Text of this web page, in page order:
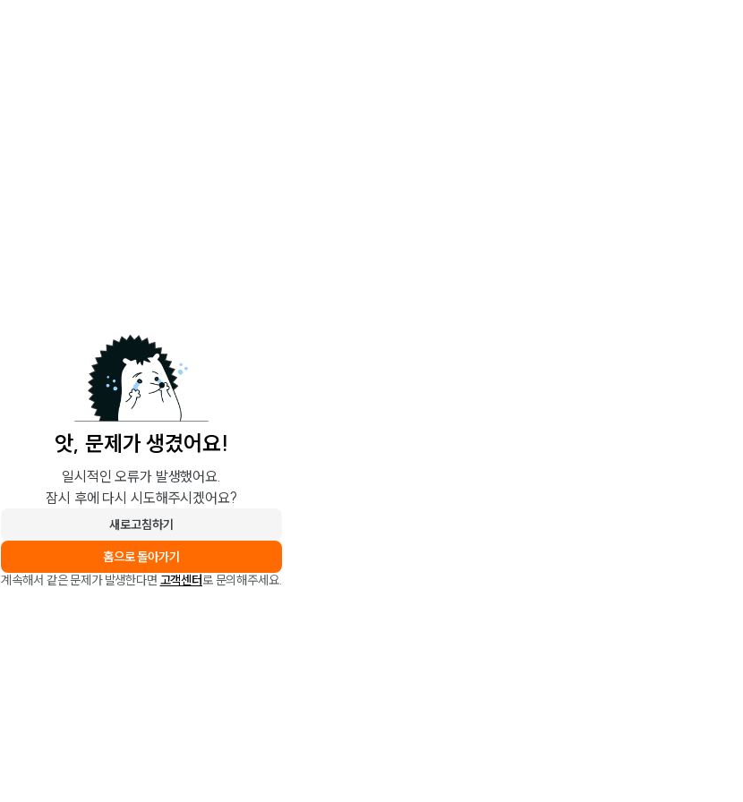
앗, 문제가 생겼어요!
일시적인 오류가 발생했어요.
잠시 후에 다시 시도해주시겠어요?
새로고침하기
홈으로 돌아가기
계속해서 같은 문제가 발생한다면 고객센터로 문의해주세요.